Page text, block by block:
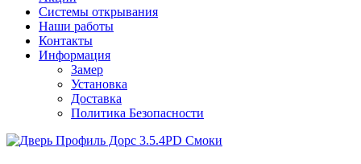
Системы открывания
Наши работы
Контакты
Информация
Замер
Установка
Доставка
Политика Безопасности